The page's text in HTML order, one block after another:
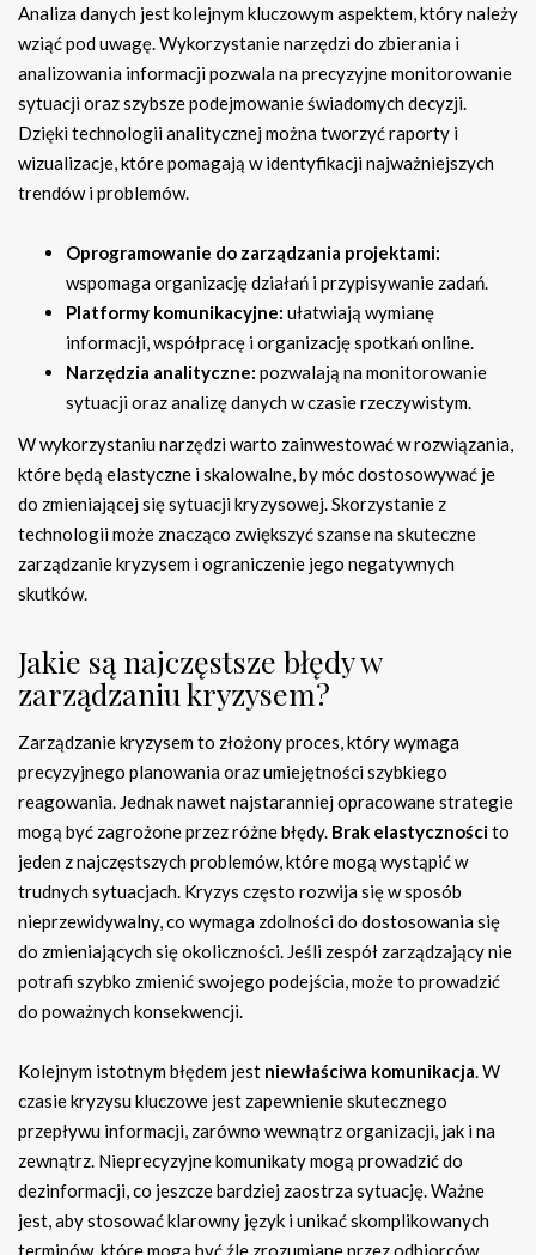
Analiza danych jest kolejnym kluczowym aspektem, który należy
wziąć pod uwagę. Wykorzystanie narzędzi do zbierania i
analizowania informacji pozwala na precyzyjne monitorowanie
sytuacji oraz szybsze podejmowanie świadomych decyzji.
Dzięki technologii analitycznej można tworzyć raporty i
wizualizacje, które pomagają w identyfikacji najważniejszych
trendów i problemów.
Oprogramowanie do zarządzania projektami:
wspomaga organizację działań i przypisywanie zadań.
Platformy komunikacyjne: ułatwiają wymianę
informacji, współpracę i organizację spotkań online.
Narzędzia analityczne: pozwalają na monitorowanie
sytuacji oraz analizę danych w czasie rzeczywistym.
W wykorzystaniu narzędzi warto zainwestować w rozwiązania,
które będą elastyczne i skalowalne, by móc dostosowywać je
do zmieniającej się sytuacji kryzysowej. Skorzystanie z
technologii może znacząco zwiększyć szanse na skuteczne
zarządzanie kryzysem i ograniczenie jego negatywnych
skutków.
Jakie są najczęstsze błędy w
zarządzaniu kryzysem?
Zarządzanie kryzysem to złożony proces, który wymaga
precyzyjnego planowania oraz umiejętności szybkiego
reagowania. Jednak nawet najstaranniej opracowane strategie
mogą być zagrożone przez różne błędy. Brak elastycznościto
jeden z najczęstszych problemów, które mogą wystąpić w
trudnych sytuacjach. Kryzys często rozwija się w sposób
nieprzewidywalny, co wymaga zdolności do dostosowania się
do zmieniających się okoliczności. Jeśli zespół zarządzający nie
potrafi szybko zmienić swojego podejścia, może to prowadzić
do poważnych konsekwencji.
Kolejnym istotnym błędem jest niewłaściwa komunikacja. W
czasie kryzysu kluczowe jest zapewnienie skutecznego
przepływu informacji, zarówno wewnątrz organizacji, jak i na
zewnątrz. Nieprecyzyjne komunikaty mogą prowadzić do
dezinformacji, co jeszcze bardziej zaostrza sytuację. Ważne
jest, aby stosować klarowny język i unikać skomplikowanych
terminów, które mogą być źle zrozumiane przez odbiorców.